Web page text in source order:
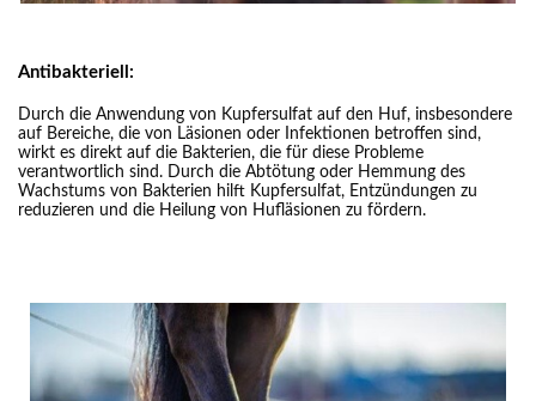
Antibakteriell:
Durch die Anwendung von Kupfersulfat auf den Huf, insbesondere
auf Bereiche, die von Läsionen oder Infektionen betroffen sind,
wirkt es direkt auf die Bakterien, die für diese Probleme
verantwortlich sind. Durch die Abtötung oder Hemmung des
Wachstums von Bakterien hilft Kupfersulfat, Entzündungen zu
reduzieren und die Heilung von Hufläsionen zu fördern.